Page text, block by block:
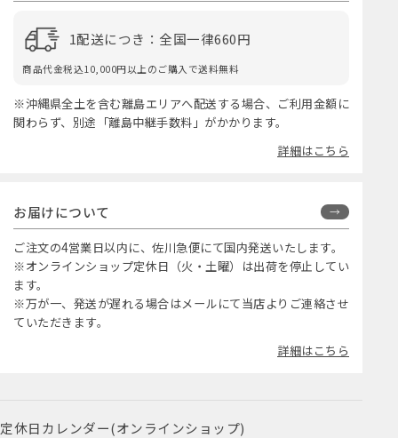
1配送につき：全国一律660円
商品代金税込10,000円以上のご購入で送料無料
※沖縄県全土を含む離島エリアへ配送する場合、ご利用金額に
関わらず、別途「離島中継手数料」がかかります。
詳細はこちら
お届けについて
ご注文の4営業日以内に、佐川急便にて国内発送いたします。
※オンラインショップ定休日（火・土曜）は出荷を停止してい
ます。
※万が一、発送が遅れる場合はメールにて当店よりご連絡させ
ていただきます。
詳細はこちら
定休日カレンダー(オンラインショップ)